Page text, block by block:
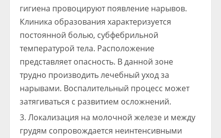
гигиена провоцируют появление нарывов.
Клиника образования характеризуется
постоянной болью, субфебрильной
температурой тела. Расположение
представляет опасность. В данной зоне
трудно производить лечебный уход за
нарывами. Воспалительный процесс может
затягиваться с развитием осложнений.
Локализация на молочной железе и между
грудям сопровождается неинтенсивными